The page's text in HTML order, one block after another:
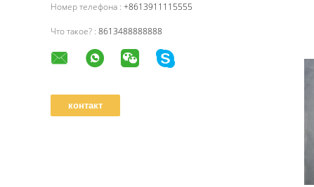
Номер телефона : +8613911115555
Что такое? : 8613488888888